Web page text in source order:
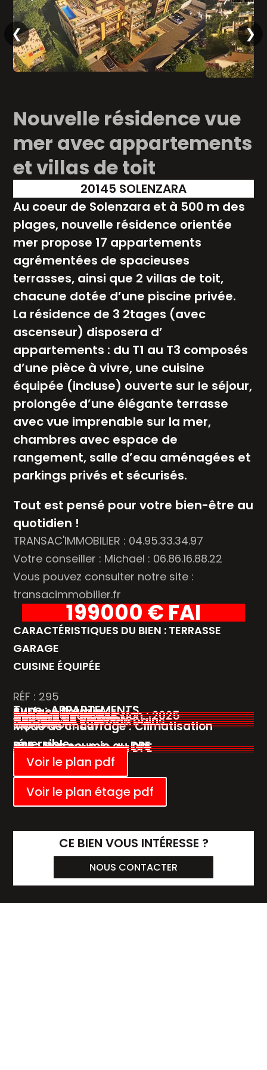
Nouvelle résidence vue
mer avec appartements
et villas de toit
20145 SOLENZARA
Au coeur de Solenzara et à 500 m des
plages, nouvelle résidence orientée
mer propose 17 appartements
agrémentées de spacieuses
terrasses, ainsi que 2 villas de toit,
chacune dotée d’une piscine privée.
La résidence de 3 2tages (avec
ascenseur) disposera d’
appartements : du T1 au T3 composés
d’une pièce à vivre, une cuisine
équipée (incluse) ouverte sur le séjour,
prolongée d’une élégante terrasse
avec vue imprenable sur la mer,
chambres avec espace de
rangement, salle d’eau aménagées et
parkings privés et sécurisés.
Tout est pensé pour votre bien-être au
quotidien !
TRANSAC'IMMOBILIER : 04.95.33.34.97
Votre conseiller : Michael : 06.86.16.88.22
Vous pouvez consulter notre site :
transacimmobilier.fr
199000 € FAI
CARACTÉRISTIQUES DU BIEN : TERRASSE
GARAGE
CUISINE ÉQUIPÉE
RÉF : 295
Type : APPARTEMENTS
Surface Terrain :
Surface Habitable :
Année de construction : 2025
Nombre de pièces :
Nombre de chambre :
Nombre de salles de bains :
Vue :Mer
Exposition : EST
Mode de chauffage : Climatisation
réversible
DPE : Non soumis au DPE
GES : Non soumis au DPE
Taxe foncière :
Voir le plan pdf
Voir le plan étage pdf
CE BIEN VOUS INTÉRESSE ?
NOUS CONTACTER
❮ ❯